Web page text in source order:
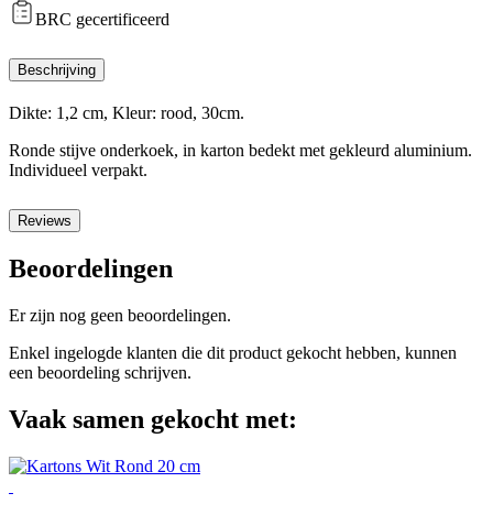
BRC gecertificeerd
Beschrijving
Dikte: 1,2 cm, Kleur: rood, 30cm.
Ronde stijve onderkoek, in karton bedekt met gekleurd aluminium.
Individueel verpakt.
Reviews
Beoordelingen
Er zijn nog geen beoordelingen.
Enkel ingelogde klanten die dit product gekocht hebben, kunnen
een beoordeling schrijven.
Vaak samen gekocht met: